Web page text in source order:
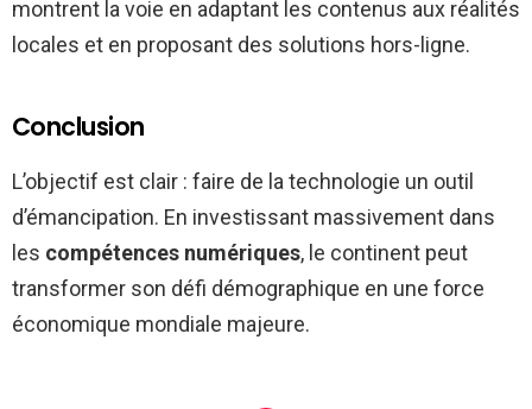
montrent la voie en adaptant les contenus aux réalités
locales et en proposant des solutions hors-ligne.
Conclusion
L’objectif est clair : faire de la technologie un outil
d’émancipation. En investissant massivement dans
les compétences numériques, le continent peut
transformer son défi démographique en une force
économique mondiale majeure.